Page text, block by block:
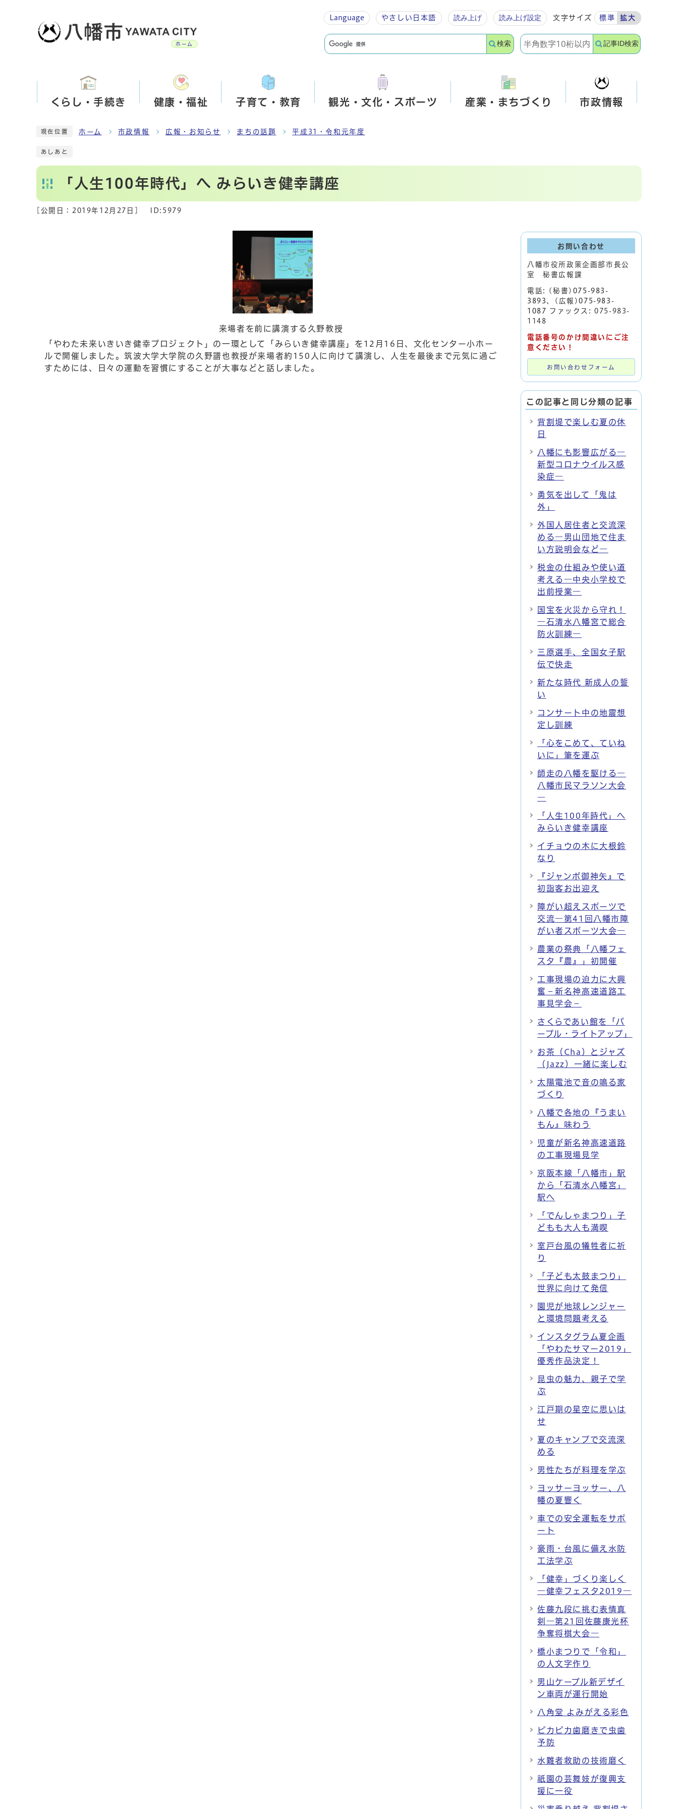
ホーム
Language やさしい 日本語 読み上げ 読み上げ設定 文字サイズ 標準 拡大
検索 記事ID検索
くらし・手続き 健康・福祉 子育て・教育 観光・文化・スポーツ 産業・まちづくり 市政情報
現在位置 ホーム 市政情報 広報・お知らせ まちの話題 平成31・令和元年度
あしあと
「人生100年時代」へ みらいき健幸講座
[公開日： 2019年12月27日 ID:5979
来場者を前に講演する久野教授
「やわた未来いきいき健幸プロジェクト」の一環として「みらいき健幸講座」を12月16日、文化センター小ホー
ルで開催しました。筑波大学大学院の久野譜也教授が来場者約150人に向けて講演し、人生を最後まで元気に過ご
すためには、日々の運動を習慣にすることが大事などと話しました。
お問い合わせ
八幡市役所政策企画部市長公
室 秘書広報課
電話: (秘書) 075-983-
3893、(広報)075-983-
1087 ファックス: 075-983-
1148
電話番号のかけ間違いにご注
意ください！
お問い合わせフォーム
この記事と同じ分類の記事
背割堤で楽しむ夏の休
日
八幡にも影響広がる―
新型コロナウイルス感
染症―
勇気を出して「鬼は
外」
外国人居住者と交流深
める―男山団地で住ま
い方説明会など―
税金の仕組みや使い道
考える―中央小学校で
出前授業―
国宝を火災から守れ！
―石清水八幡宮で総合
防火訓練―
三原選手、全国女子駅
伝で快走
新たな時代 新成人の誓
い
コンサート中の地震想
定し訓練
「心をこめて、ていね
いに」筆を運ぶ
師走の八幡を駆ける―
八幡市民マラソン大会
―
「人生100年時代」へ
みらいき健幸講座
イチョウの木に大根鈴
なり
『ジャンボ御神矢』で
初詣客お出迎え
障がい超えスポーツで
交流―第41回八幡市障
がい者スポーツ大会―
農業の祭典「八幡フェ
スタ『農』」初開催
工事現場の迫力に大興
奮－新名神高速道路工
事見学会－
さくらであい館を「パ
ープル・ライトアップ」
お茶（Cha）とジャズ
（Jazz）一緒に楽しむ
太陽電池で音の鳴る家
づくり
八幡で各地の『うまい
もん』味わう
児童が新名神高速道路
の工事現場見学
京阪本線「八幡市」駅
から「石清水八幡宮」
駅へ
「でんしゃまつり」子
どもも大人も満喫
室戸台風の犠牲者に祈
り
「子ども太鼓まつり」
世界に向けて発信
園児が地球レンジャー
と環境問題考える
インスタグラム夏企画
「やわたサマー2019」
優秀作品決定！
昆虫の魅力、親子で学
ぶ
江戸期の星空に思いは
せ
夏のキャンプで交流深
める
男性たちが料理を学ぶ
ヨッサーヨッサー、八
幡の夏響く
車での安全運転をサポ
ート
豪雨・台風に備え水防
工法学ぶ
「健幸」づくり楽しく
―健幸フェスタ2019―
佐藤九段に挑む表情真
剣―第21回佐藤康光杯
争奪将棋大会―
橋小まつりで「令和」
の人文字作り
男山ケーブル新デザイ
ン車両が運行開始
八角堂 よみがえる彩色
ピカピカ歯磨きで虫歯
予防
水難者救助の技術磨く
祇園の芸舞妓が復興支
援に一役